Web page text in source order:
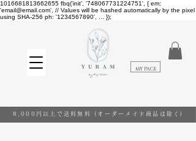
1016681813662655 fbq('init', '748067731224751', { em:
'email@email.com', // Values will be hashed automatically by the pixel
using SHA-256 ph: '1234567890', ... });
​MY PAGE
8,000円以上で送料無料 (オーダーメイド商品は除く)